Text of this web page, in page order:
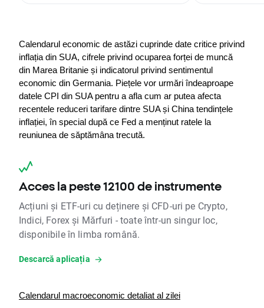
Calendarul economic de astăzi cuprinde date critice privind
inflația din SUA, cifrele privind ocuparea forței de muncă
din Marea Britanie și indicatorul privind sentimentul
economic din Germania. Piețele vor urmări îndeaproape
datele CPI din SUA pentru a afla cum ar putea afecta
recentele reduceri tarifare dintre SUA și China tendințele
inflației, în special după ce Fed a menținut ratele la
reuniunea de săptămâna trecută.
Acces la peste 12100 de instrumente
Acțiuni și ETF-uri cu deținere și CFD-uri pe Crypto,
Indici, Forex și Mărfuri - toate într-un singur loc,
disponibile în limba română.
Descarcă aplicația
Calendarul macroeconomic detaliat al zilei